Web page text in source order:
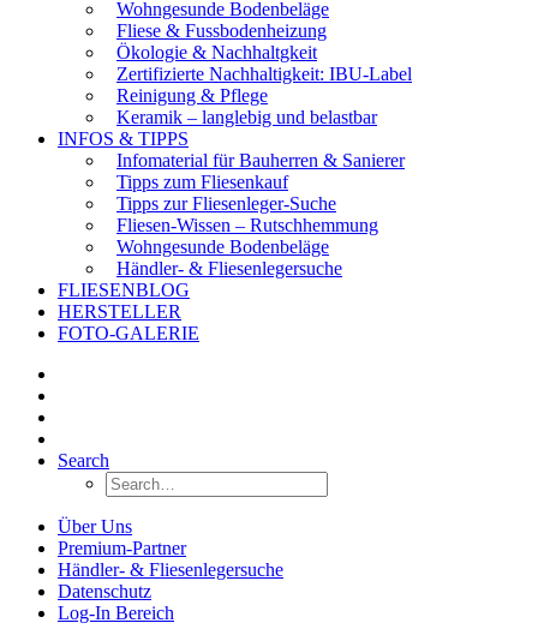
Wohngesunde Bodenbeläge
Fliese & Fussbodenheizung
Ökologie & Nachhaltgkeit
Zertifizierte Nachhaltigkeit: IBU-Label
Reinigung & Pflege
Keramik – langlebig und belastbar
INFOS & TIPPS
Infomaterial für Bauherren & Sanierer
Tipps zum Fliesenkauf
Tipps zur Fliesenleger-Suche
Fliesen-Wissen – Rutschhemmung
Wohngesunde Bodenbeläge
Händler- & Fliesenlegersuche
FLIESENBLOG
HERSTELLER
FOTO-GALERIE
Search
Über Uns
Premium-Partner
Händler- & Fliesenlegersuche
Datenschutz
Log-In Bereich